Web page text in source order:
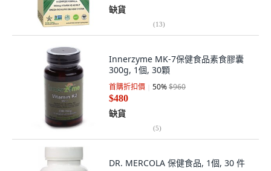
缺貨
(13)
Innerzyme MK-7保健食品素食膠囊
300g, 1個, 30顆
首購折扣價 50%$960
$480
缺貨
(5)
DR. MERCOLA 保健食品, 1個, 30 件